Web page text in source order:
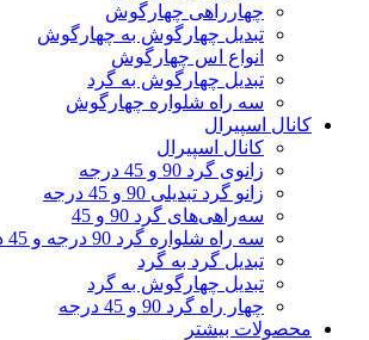
چهارراهی چهارگوش
تبدیل چهارگوش به چهارگوش
انواع اس چهارگوش
تبدیل چهارگوش به گرد
سه راه شلواره چهارگوش
کانال اسپیرال
کانال اسپیرال
زانوی گرد 90 و 45 درجه
زانو گرد تبدیلی 90 و 45 درجه
سه‌راهی‌های گرد 90 و 45
سه راه شلواره گرد 90 درجه و 45 درجه
تبدیل گرد به گرد
تبدیل چهارگوش به گرد
چهار راه گرد 90 و 45 درجه
محصولات بیشتر